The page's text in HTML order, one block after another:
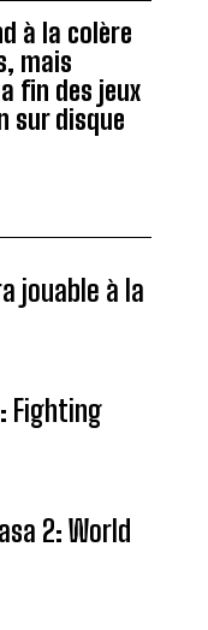
à la colère
mais
fin des jeux
sur disque
jouable à la
: Fighting
2: World